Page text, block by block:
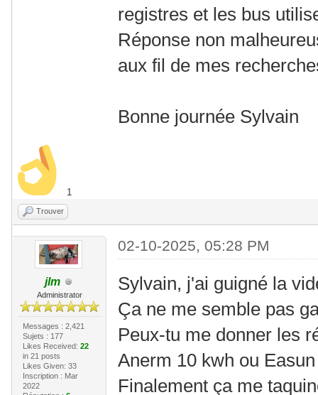
registres et les bus
Réponse non
aux fil de mes
Bonne journée Sylvain
1
Trouver
jlm
Administrator
Messages : 2,421
Sujets : 177
Likes Received: 22
in 21 posts
Likes Given: 33
Inscription : Mar
2022
02-10-2025, 05:28 PM
Sylvain, j'ai guigné la
Ça ne me semble pas
Peux-tu me donner les
Anerm 10 kwh ou
Finalement ça me